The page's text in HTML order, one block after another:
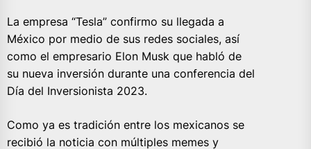
La empresa “Tesla” confirmo su llegada a
México por medio de sus redes sociales, así
como el empresario Elon Musk que habló de
su nueva inversión durante una conferencia del
Día del Inversionista 2023.
Como ya es tradición entre los mexicanos se
recibió la noticia con múltiples memes y